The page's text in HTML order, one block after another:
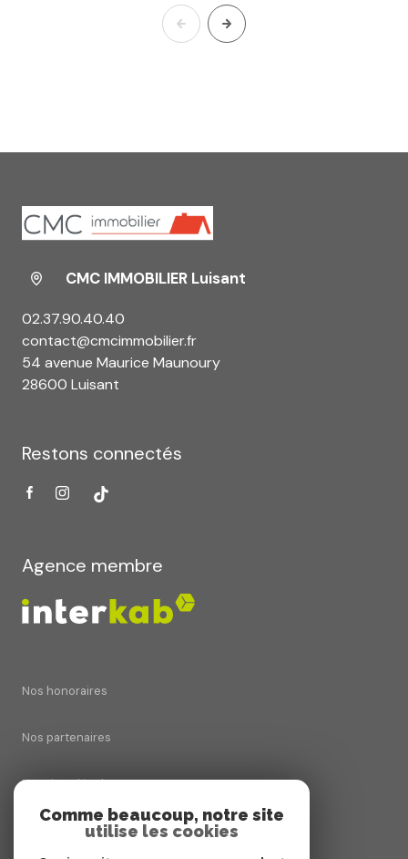
CMC IMMOBILIER Luisant
02.37.90.40.40
contact@cmcimmobilier.fr
54 avenue Maurice Maunoury
28600 Luisant
Restons connectés
Agence membre
Nos honoraires
Nos partenaires
Mentions légales
Comme beaucoup, notre site
utilise les cookies